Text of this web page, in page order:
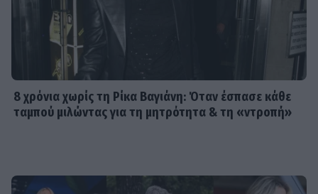
8 χρόνια χωρίς τη Ρίκα Βαγιάνη: Όταν έσπασε κάθε
ταμπού μιλώντας για τη μητρότητα & τη «ντροπή»